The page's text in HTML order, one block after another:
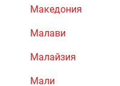
Македония
Малави
Малайзия
Мали